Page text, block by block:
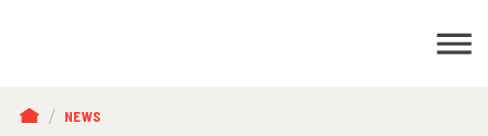
PFADNAVIGATION
NEWS